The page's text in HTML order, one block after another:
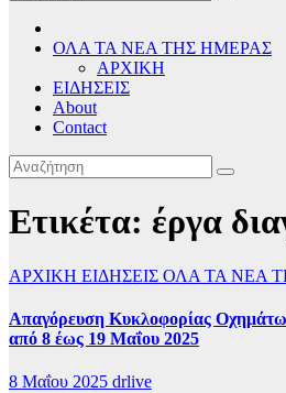
ΟΛΑ ΤΑ ΝΕΑ ΤΗΣ ΗΜΕΡΑΣ
ΑΡΧΙΚΗ
ΕΙΔΗΣΕΙΣ
About
Contact
Ετικέτα: έργα
ΑΡΧΙΚΗ ΕΙΔΗΣΕΙΣ ΟΛΑ ΤΑ ΝΕΑ
Απαγόρευση Κυκλοφορίας
από 8 έως 19 Μαΐου 2025
8 Μαΐου 2025 drlive